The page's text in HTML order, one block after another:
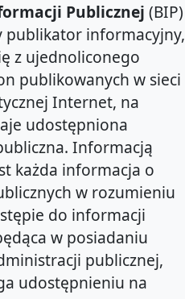
Publicznej (BIP)
publikator informacyjny,
z ujednoliconego
publikowanych w sieci
Internet, na
udostępniona
Informacją
każda informacja o
w rozumieniu
do informacji
w posiadaniu
publicznej,
udostępnieniu na